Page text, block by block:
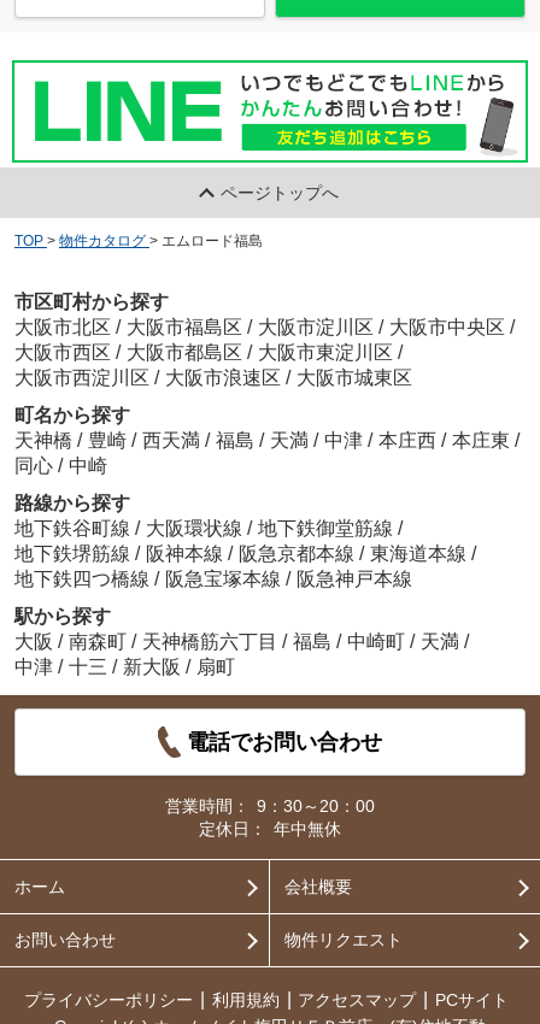
ページトップへ
TOP > 物件カタログ > エムロード福島
市区町村から探す
大阪市北区 / 大阪市福島区 / 大阪市淀川区 / 大阪市中央区 /
大阪市西区 / 大阪市都島区 / 大阪市東淀川区 /
大阪市西淀川区 / 大阪市浪速区 / 大阪市城東区
町名から探す
天神橋 / 豊崎 / 西天満 / 福島 / 天満 / 中津 / 本庄西 / 本庄東 /
同心 / 中崎
路線から探す
地下鉄谷町線 / 大阪環状線 / 地下鉄御堂筋線 /
地下鉄堺筋線 / 阪神本線 / 阪急京都本線 / 東海道本線 /
地下鉄四つ橋線 / 阪急宝塚本線 / 阪急神戸本線
駅から探す
大阪 / 南森町 / 天神橋筋六丁目 / 福島 / 中崎町 / 天満 /
中津 / 十三 / 新大阪 / 扇町
電話でお問い合わせ
営業時間：
9：30～20：00
定休日：
年中無休
ホーム 会社概要
お問い合わせ 物件リクエスト
プライバシーポリシー 利用規約 アクセスマップ
PCサイト